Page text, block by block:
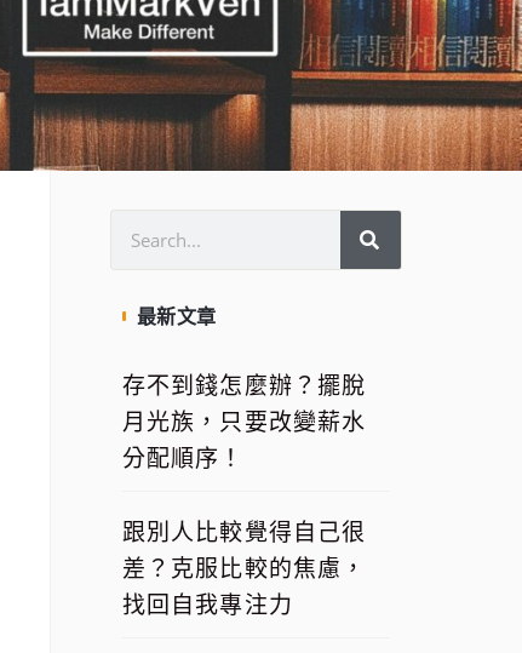
最新文章
存不到錢怎麼辦？擺脫
月光族，只要改變薪水
分配順序！
跟別人比較覺得自己很
差？克服比較的焦慮，
找回自我專注力